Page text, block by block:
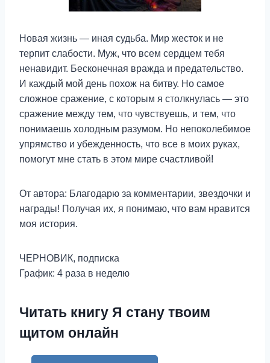
Новая жизнь — иная судьба. Мир жесток и не
терпит слабости. Муж, что всем сердцем тебя
ненавидит. Бесконечная вражда и предательство.
И каждый мой день похож на битву. Но самое
сложное сражение, с которым я столкнулась — это
сражение между тем, что чувствуешь, и тем, что
понимаешь холодным разумом. Но непоколебимое
упрямство и убежденность, что все в моих руках,
помогут мне стать в этом мире счастливой!
От автора: Благодарю за комментарии, звездочки и
награды! Получая их, я понимаю, что вам нравится
моя история.
ЧЕРНОВИК, подписка
График: 4 раза в неделю
Читать книгу Я стану твоим
щитом онлайн